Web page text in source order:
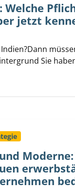
Welche
jetzt
Sie